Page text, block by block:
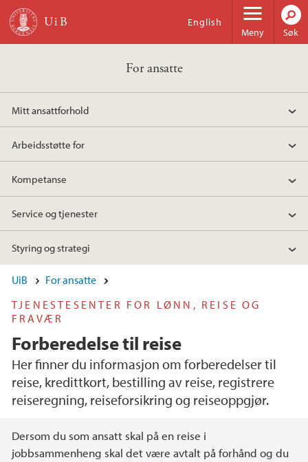
Hopp til hovedinnhold
Meny
English
Søk
For ansatte
Mitt ansattforhold
Arbeidsstøtte for
Kompetanse
Service og tjenester
Styring og strategi
UiB
For ansatte
TJENESTESENTER FOR LØNN, REISE OG
FRAVÆR
Forberedelse til reise
Her finner du informasjon om forberedelser til
reise, kredittkort, bestilling av reise, registrere
reiseregning, reiseforsikring og reiseoppgjør.
Hovedinnhold
Dersom du som ansatt skal på en reise i
jobbsammenheng skal det være avtalt på forhånd og du